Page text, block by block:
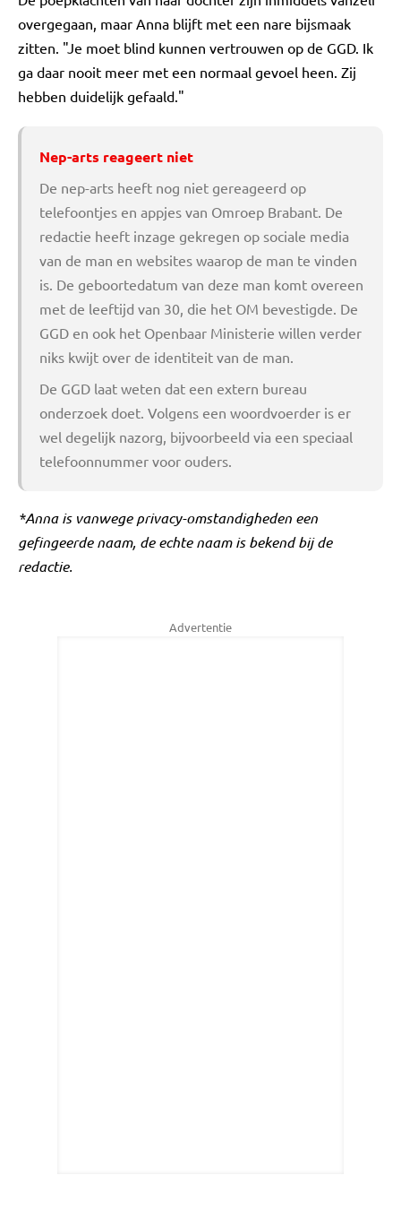
overgegaan, maar Anna blijft met een nare bijsmaak
zitten. "Je moet blind kunnen vertrouwen op de GGD. Ik
ga daar nooit meer met een normaal gevoel heen. Zij
hebben duidelijk gefaald."
Nep-arts reageert niet
De nep-arts heeft nog niet gereageerd op
telefoontjes en appjes van Omroep Brabant. De
redactie heeft inzage gekregen op sociale media
van de man en websites waarop de man te vinden
is. De geboortedatum van deze man komt overeen
met de leeftijd van 30, die het OM bevestigde. De
GGD en ook het Openbaar Ministerie willen verder
niks kwijt over de identiteit van de man.
De GGD laat weten dat een extern bureau
onderzoek doet. Volgens een woordvoerder is er
wel degelijk nazorg, bijvoorbeeld via een speciaal
telefoonnummer voor ouders.
*Anna is vanwege privacy-omstandigheden een
gefingeerde naam, de echte naam is bekend bij de
redactie.
Advertentie